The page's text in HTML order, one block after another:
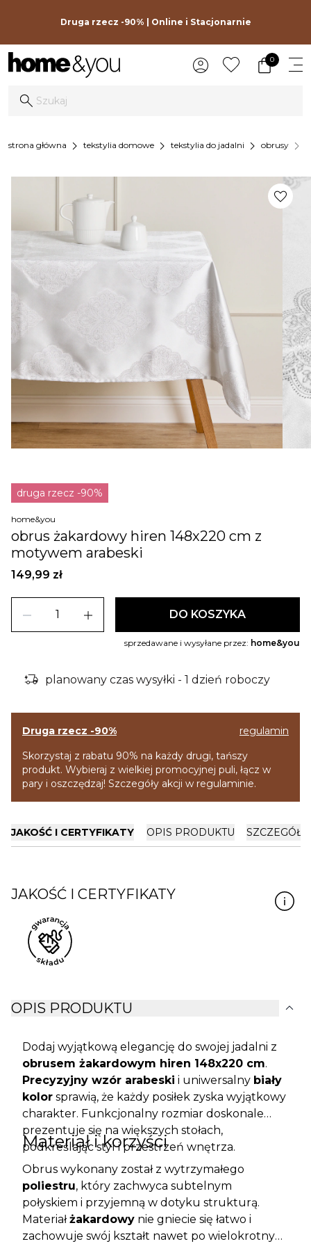
Druga rzecz -90% | Online i Stacjonarnie
0
strona główna chevron_right tekstylia domowe chevron_right tekstylia do jadalni chevron_right obrusy chevron_right
druga rzecz -90%
home&you
obrus żakardowy hiren 148x220 cm z
motywem arabeski
149,99 zł
remove add DO KOSZYKA
sprzedawane i wysyłane przez: home&you
delivery_truck_bolt planowany czas wysyłki - 1 dzień roboczy
Druga rzecz -90%
regulamin
Skorzystaj z rabatu 90% na każdy drugi, tańszy
produkt. Wybieraj z wielkiej promocyjnej puli, łącz w
pary i oszczędzaj! Szczegóły akcji w regulaminie.
favorite
JAKOŚĆ I CERTYFIKATY OPIS PRODUKTU
JAKOŚĆ I CERTYFIKATY
OPIS PRODUKTU expand_more
Dodaj wyjątkową elegancję do swojej jadalni z
obrusem żakardowym hiren 148x220 cm.
Precyzyjny wzór arabeski i uniwersalny biały
kolor sprawią, że każdy posiłek zyska wyjątkowy
charakter. Funkcjonalny rozmiar doskonale
prezentuje się na większych stołach,
podkreślając styl i przestrzeń wnętrza.
Materiał i korzyści
Obrus wykonany został z wytrzymałego
poliestru, który zachwyca subtelnym
połyskiem i przyjemną w dotyku strukturą.
Materiałżakardowy nie gniecie się łatwo i
zachowuje swój kształt nawet po wielokrotnym